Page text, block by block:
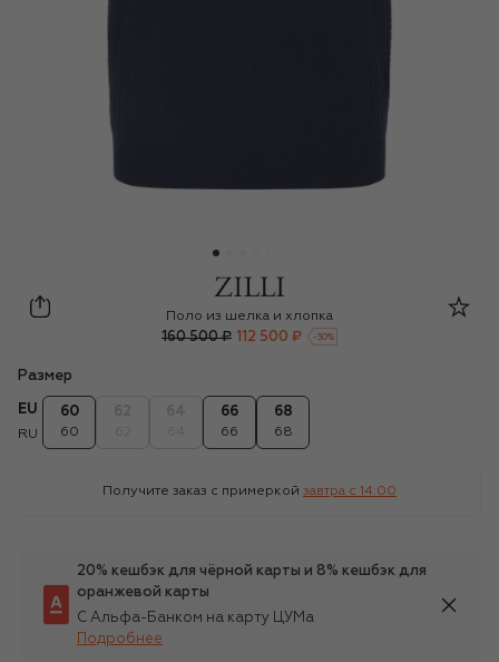
Zilli
Поло из шелка и хлопка
160 500 ₽ 112 500 ₽ -30%
Размер
EU
RU
60
60
66
66
68
68
Получите заказ с примеркой завтра c 14:00
20% кешбэк для чёрной карты и 8% кешбэк для
оранжевой карты
С Альфа-Банком на карту ЦУМа
Подробнее